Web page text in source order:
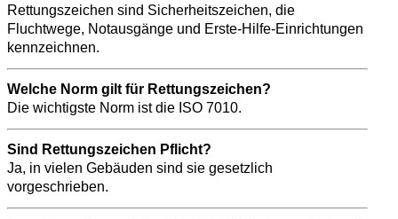
Rettungszeichen sind Sicherheitszeichen, die
Fluchtwege, Notausgänge und Erste-Hilfe-Einrichtungen
kennzeichnen.
Welche Norm gilt für Rettungszeichen?
Die wichtigste Norm ist die ISO 7010.
Sind Rettungszeichen Pflicht?
Ja, in vielen Gebäuden sind sie gesetzlich
vorgeschrieben.